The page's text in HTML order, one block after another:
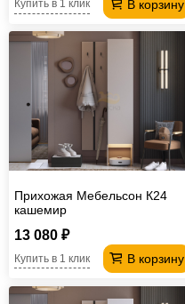
В корзину
Купить в 1 клик
Прихожая Мебельсон К24
кашемир
13 080 ₽
В корзину
Купить в 1 клик